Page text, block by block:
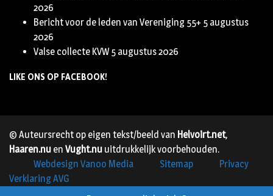
2026
Bericht voor de leden van Vereniging 55+ 5 augustus
2026
Valse collecte KVW 5 augustus 2026
LIKE ONS OP FACEBOOK!
© Auteursrecht op eigen tekst/beeld van Helvoirt.net,
Haaren.nu en Vught.nu uitdrukkelijk voorbehouden.
Webdesign Vanoo Media
Sitemap
Privacy
Verklaring AVG